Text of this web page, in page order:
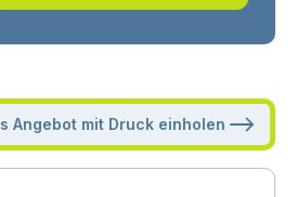
Angebot mit Druck einholen